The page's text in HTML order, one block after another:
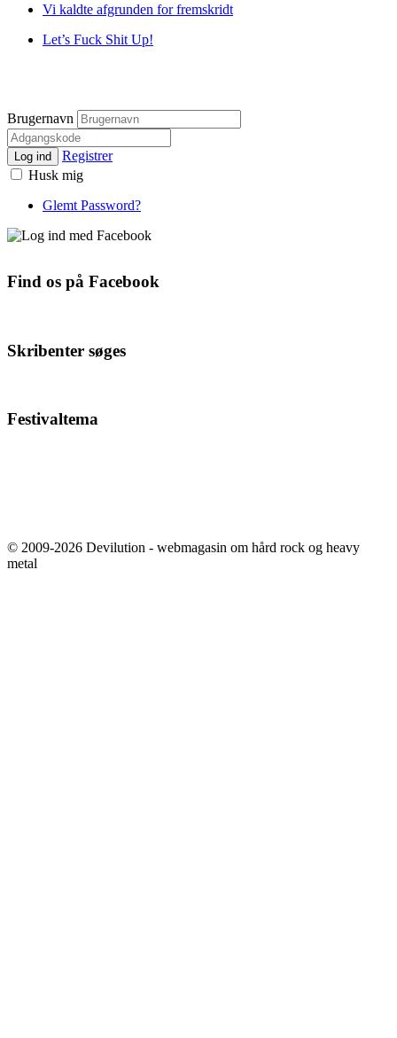
Vi kaldte afgrunden for fremskridt
Let’s Fuck Shit Up!
Brugernavn
Log ind
Registrer
Husk mig
Glemt Password?
Find os på Facebook
Skribenter søges
Festivaltema
© 2009-2026 Devilution - webmagasin om hård rock og heavy
metal